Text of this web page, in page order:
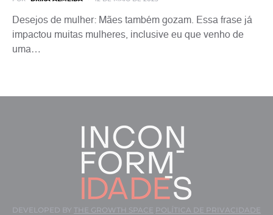
Desejos de mulher: Mães também gozam. Essa frase já
impactou muitas mulheres, inclusive eu que venho de
uma…
DEVELOPED BY THE GROWTH SPACE POLÍTICA DE PRIVACIDADE